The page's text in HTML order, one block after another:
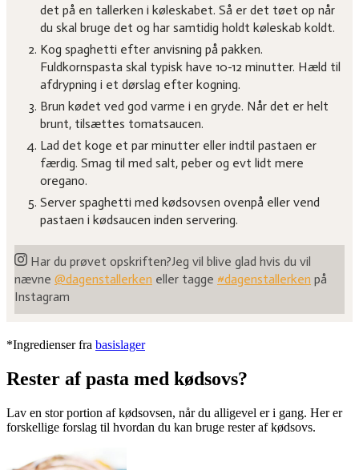
det på en tallerken i køleskabet. Så er det tøet op når
du skal bruge det og har samtidig holdt køleskab koldt.
Kog spaghetti efter anvisning på pakken.
Fuldkornspasta skal typisk have 10-12 minutter. Hæld til
afdrypning i et dørslag efter kogning.
Brun kødet ved god varme i en gryde. Når det er helt
brunt, tilsættes tomatsaucen.
Lad det koge et par minutter eller indtil pastaen er
færdig. Smag til med salt, peber og evt lidt mere
oregano.
Server spaghetti med kødsovsen ovenpå eller vend
pastaen i kødsaucen inden servering.
Har du prøvet opskriften?Jeg vil blive glad hvis du vil
nævne @dagenstallerken eller tagge #dagenstallerken på
Instagram
*Ingredienser fra basislager
Rester af pasta med kødsovs?
Lav en stor portion af kødsovsen, når du alligevel er i gang. Her er
forskellige forslag til hvordan du kan bruge rester af kødsovs.